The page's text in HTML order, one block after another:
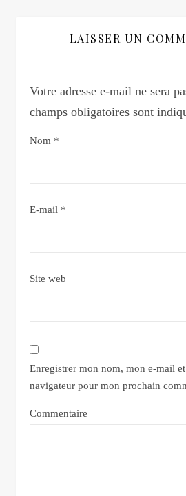
LAISSER UN
Votre adresse e-mail ne sera
champs obligatoires sont
Nom *
E-mail *
Site web
Enregistrer mon nom, mon e-mail
navigateur pour mon prochain
Commentaire